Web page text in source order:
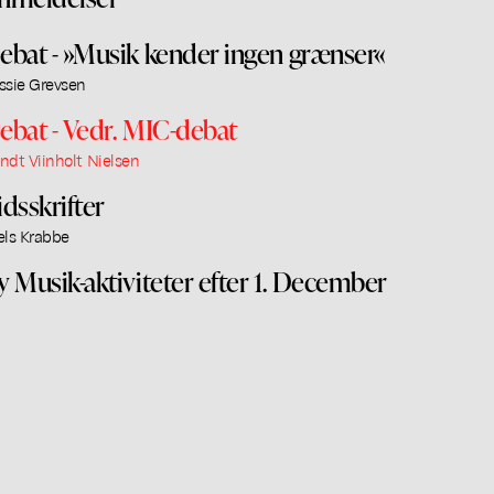
- »Musik kender ingen grænser«
Grevsen
- Vedr. MIC-debat
Viinholt Nielsen
Krabbe
Musik-aktiviteter efter 1. December